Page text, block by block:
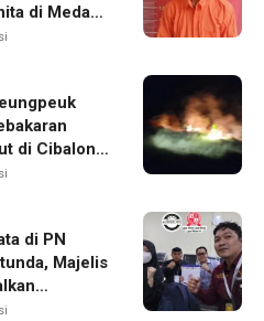
di Medan
di Cibalong,
di PN
Majelis
BPR